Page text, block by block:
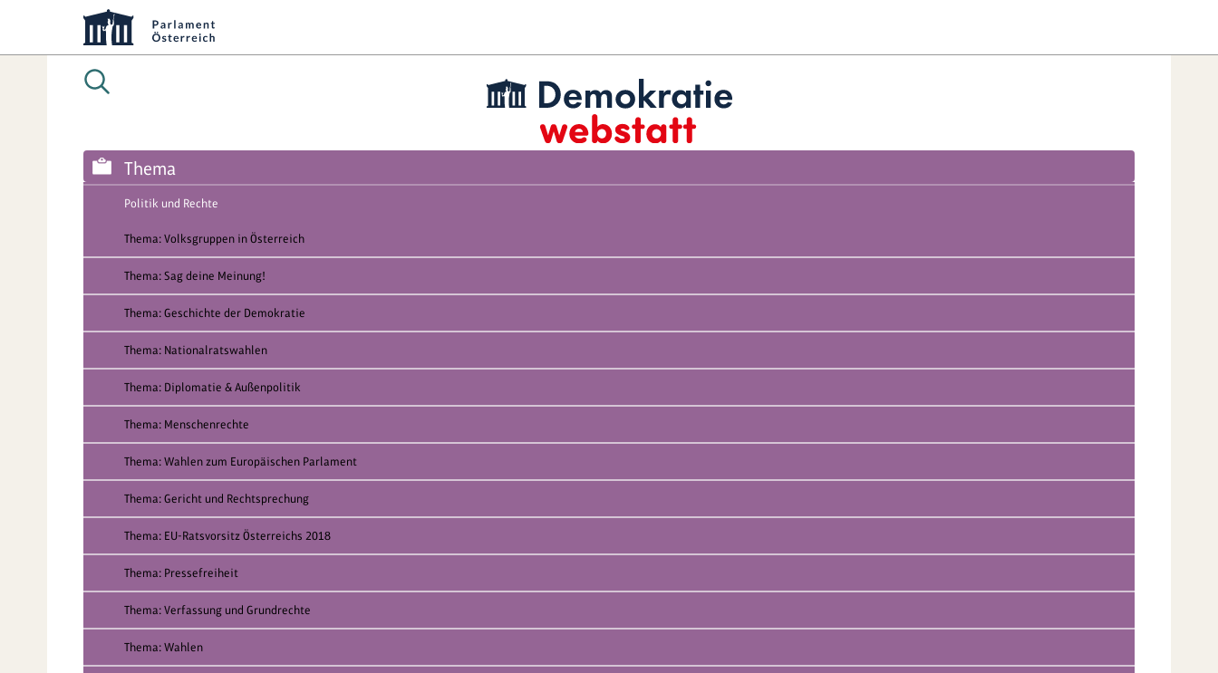
Thema
Politik und Rechte
Thema: Volksgruppen in Österreich
Thema: Sag deine Meinung!
Thema: Geschichte der Demokratie
Thema: Nationalratswahlen
Thema: Diplomatie & Außenpolitik
Thema: Menschenrechte
Thema: Wahlen zum Europäischen Parlament
Thema: Gericht und Rechtsprechung
Thema: EU-Ratsvorsitz Österreichs 2018
Thema: Pressefreiheit
Thema: Verfassung und Grundrechte
Thema: Wahlen